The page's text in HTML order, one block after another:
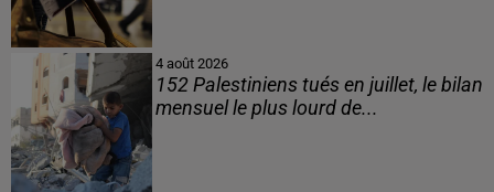
4 août 2026
152 Palestiniens tués en juillet, le bilan
mensuel le plus lourd de...